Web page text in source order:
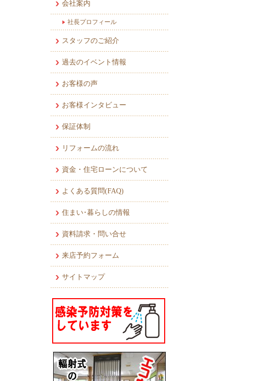
会社案内
社長プロフィール
スタッフのご紹介
過去のイベント情報
お客様の声
お客様インタビュー
保証体制
リフォームの流れ
資金・住宅ローンについて
よくある質問(FAQ)
住まい･暮らしの情報
資料請求・問い合せ
来店予約フォーム
サイトマップ